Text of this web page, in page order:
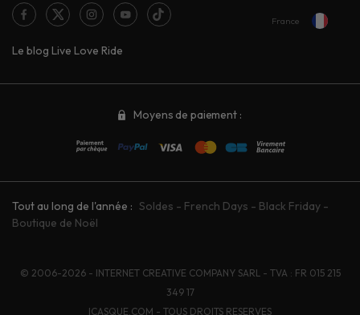
Le blog Live Love Ride
France
Moyens de paiement :
Tout au long de l'année : Soldes - French Days - Black Friday -
Boutique de Noël
© 2006-2026 - INTERNET CREATIVE COMPANY SARL - TVA : FR 015 215
349 17
ICASQUE.COM - TOUS DROITS RESERVES